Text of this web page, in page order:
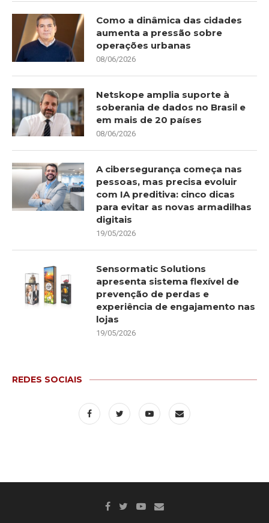
Como a dinâmica das cidades
aumenta a pressão sobre
operações urbanas
08/06/2026
Netskope amplia suporte à
soberania de dados no Brasil e
em mais de 20 países
08/06/2026
A cibersegurança começa nas
pessoas, mas precisa evoluir
com IA preditiva: cinco dicas
para evitar as novas armadilhas
digitais
19/05/2026
Sensormatic Solutions
apresenta sistema flexível de
prevenção de perdas e
experiência de engajamento nas
lojas
19/05/2026
REDES SOCIAIS